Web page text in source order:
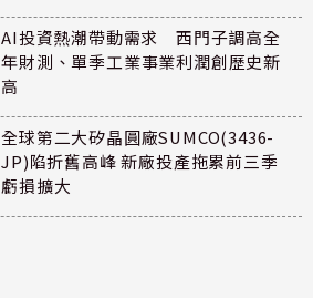
AI投資熱潮帶動需求 西門子調高全
年財測、單季工業事業利潤創歷史新
高
全球第二大矽晶圓廠SUMCO(3436-
JP)陷折舊高峰 新廠投產拖累前三季
虧損擴大